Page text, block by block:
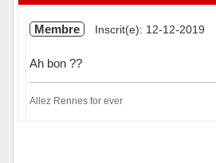
Membre Inscrit(e): 12-12-2019
Ah bon ??
Allez Rennes for ever